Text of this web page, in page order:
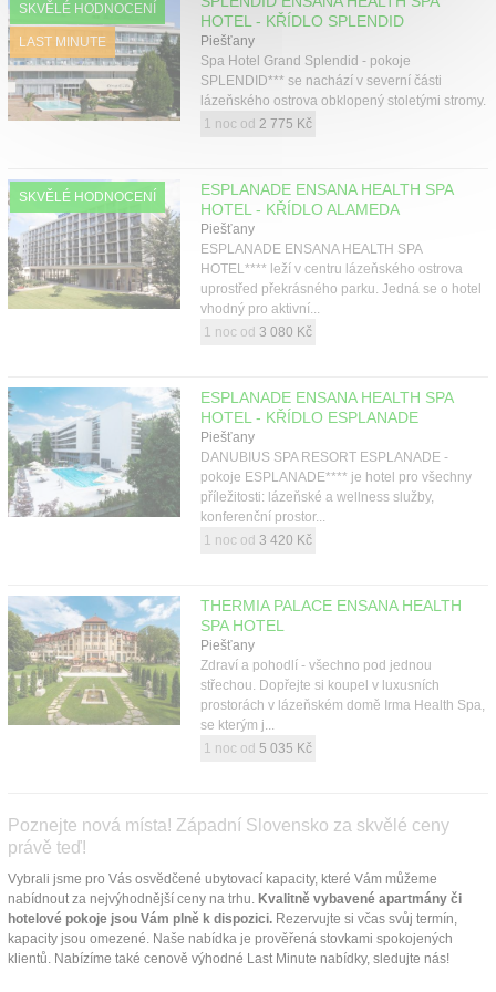
SKVĚLÉ HODNOCENÍ
LAST MINUTE
HOTEL - KŘÍDLO SPLENDID
Piešťany
Spa Hotel Grand Splendid - pokoje
SPLENDID*** se nachází v severní části
lázeňského ostrova obklopený stoletými stromy.
1 noc od 2 775 Kč
SKVĚLÉ HODNOCENÍ
ESPLANADE ENSANA HEALTH SPA
HOTEL - KŘÍDLO ALAMEDA
Piešťany
ESPLANADE ENSANA HEALTH SPA
HOTEL**** leží v centru lázeňského ostrova
uprostřed překrásného parku. Jedná se o hotel
vhodný pro aktivní...
1 noc od 3 080 Kč
ESPLANADE ENSANA HEALTH SPA
HOTEL - KŘÍDLO ESPLANADE
Piešťany
DANUBIUS SPA RESORT ESPLANADE -
pokoje ESPLANADE**** je hotel pro všechny
příležitosti: lázeňské a wellness služby,
konferenční prostor...
1 noc od 3 420 Kč
THERMIA PALACE ENSANA HEALTH
SPA HOTEL
Piešťany
Zdraví a pohodlí - všechno pod jednou
střechou. Dopřejte si koupel v luxusních
prostorách v lázeňském domě Irma Health Spa,
se kterým j...
1 noc od 5 035 Kč
Poznejte nová místa! Západní Slovensko za skvělé ceny
právě teď!
Vybrali jsme pro Vás osvědčené ubytovací kapacity, které Vám můžeme
nabídnout za nejvýhodnější ceny na trhu. Kvalitně vybavené apartmány či
hotelové pokoje jsou Vám plně k dispozici. Rezervujte si včas svůj termín,
kapacity jsou omezené. Naše nabídka je prověřená stovkami spokojených
klientů. Nabízíme také cenově výhodné Last Minute nabídky, sledujte nás!